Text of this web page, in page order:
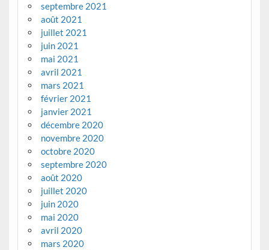
septembre 2021
août 2021
juillet 2021
juin 2021
mai 2021
avril 2021
mars 2021
février 2021
janvier 2021
décembre 2020
novembre 2020
octobre 2020
septembre 2020
août 2020
juillet 2020
juin 2020
mai 2020
avril 2020
mars 2020